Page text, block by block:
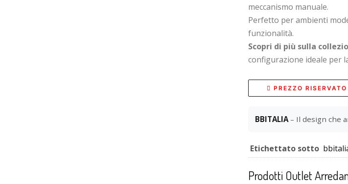
meccanismo manuale.
Perfetto per ambienti
funzionalità.
Scopri di più sulla
configurazione ideale per
PREZZO RISERVATO
BBITALIA – Il design che
Etichettato sotto
Prodotti Outlet